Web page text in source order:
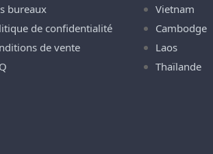
bureaux
de confidentialité
de vente
Vietnam
Cambodge
Laos
Thaïlande